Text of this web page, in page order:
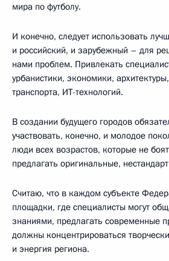
мира по футболу.
И конечно, следует использовать
и российский, и зарубежный – для
нами проблем. Привлекать
урбанистики, экономики,
транспорта, ИТ-технологий.
В создании будущего городов
участвовать, конечно, и молодое
люди всех возрастов, которые не
предлагать оригинальные,
Считаю, что в каждом субъекте
площадки, где специалисты могут
знаниями, предлагать современные
должны концентрироваться
и энергия региона.